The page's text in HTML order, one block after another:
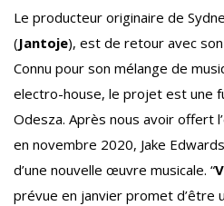
Le producteur originaire de
(Jantoje), est de retour avec son
Connu pour son mélange de
electro-house, le projet est une
Odesza. Après nous avoir offert
en novembre 2020, Jake
d’une nouvelle œuvre musicale. “
prévue en janvier promet d’être